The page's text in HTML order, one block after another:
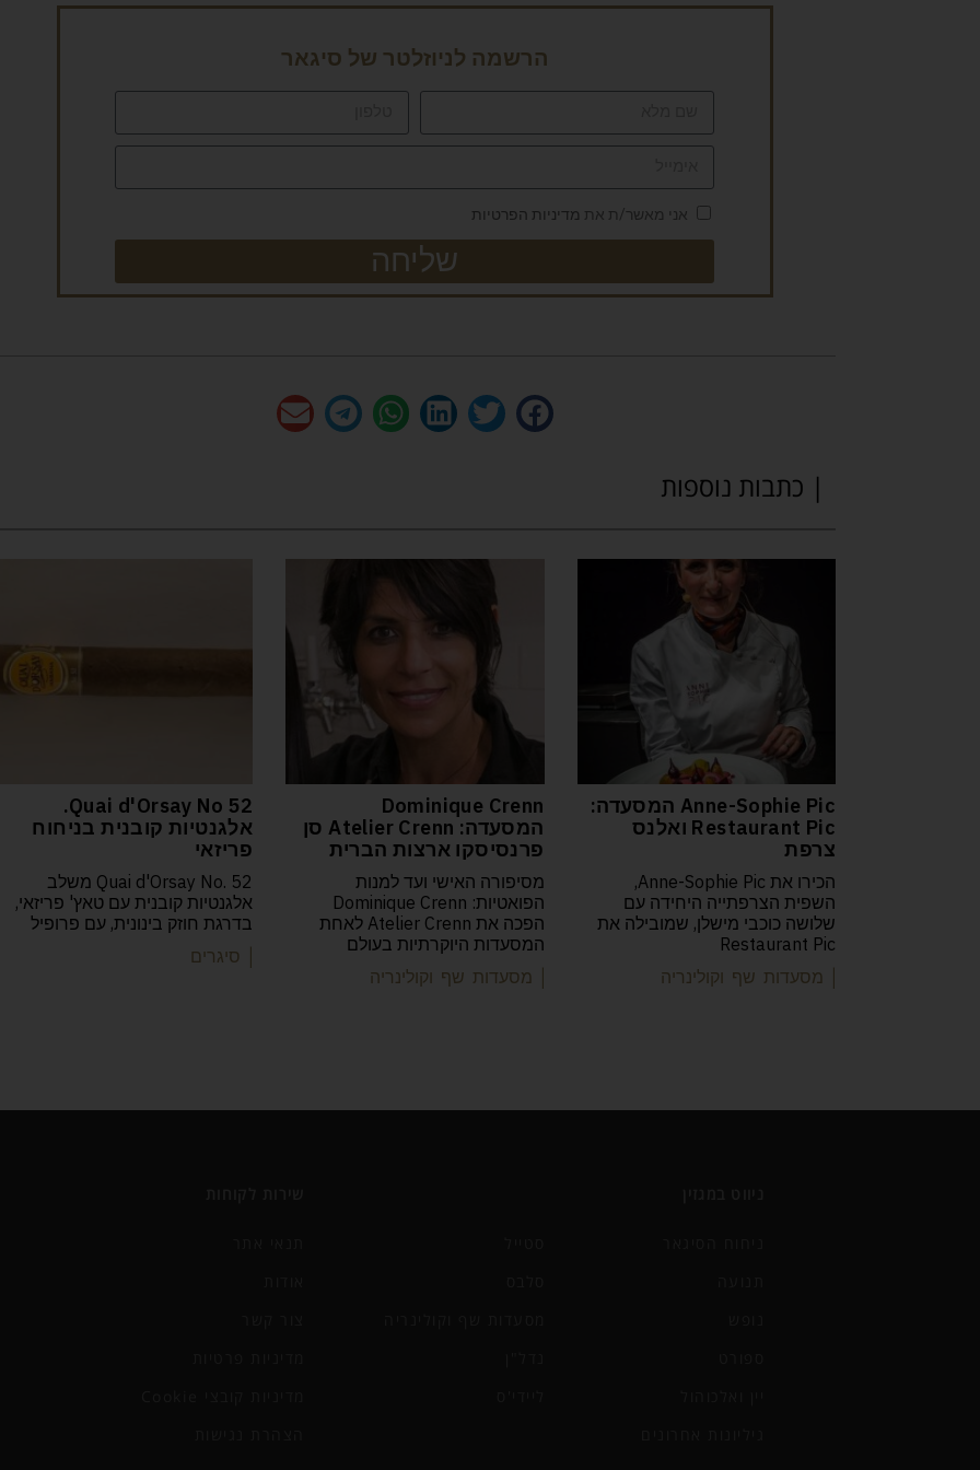
הרשמה לניוזלטר של סיגאר
אני מאשר/ת את מדיניות הפרטיות
שליחה
| כתבות נוספות
Anne-Sophie Pic המסעדה:
Restaurant Pic ואלנס
צרפת
הכירו את Anne-Sophie Pic,
השפית הצרפתייה היחידה עם
שלושה כוכבי מישלן, שמובילה את
Restaurant Pic
| מסעדות שף וקולינריה
Dominique Crenn
המסעדה: Atelier Crenn סן
פרנסיסקו ארצות הברית
מסיפורה האישי ועד למנות
הפואטיות: Dominique Crenn
הפכה את Atelier Crenn לאחת
המסעדות היוקרתיות בעולם
| מסעדות שף וקולינריה
52 Quai d'Orsay No.
אלגנטיות קובנית בניחוח
פריזאי
Quai d'Orsay No. 52 משלב
אלגנטיות קובנית עם טאץ' פריזאי,
בדרגת חוזק בינונית, עם פרופיל
| סיגרים